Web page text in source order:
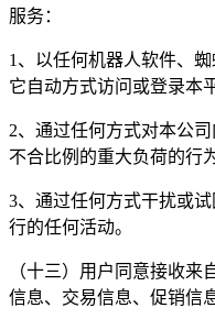
服务：
1、以任何机器人软件、
它自动方式访问或登录本
2、通过任何方式对本公
不合比例的重大负荷的行
3、通过任何方式干扰或
行的任何活动。
（十三）用户同意接收
信息、交易信息、促销信